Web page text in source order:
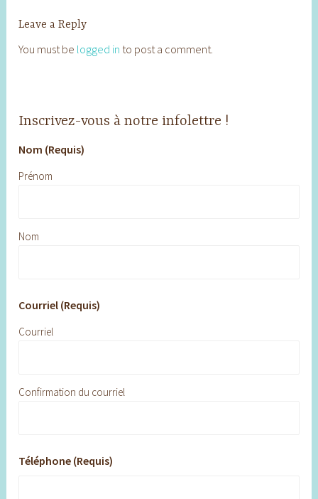
Leave a Reply
You must be logged in to post a comment.
Inscrivez-vous à notre infolettre !
Nom (Requis)
Prénom
Nom
Courriel (Requis)
Courriel
Confirmation du courriel
Téléphone (Requis)